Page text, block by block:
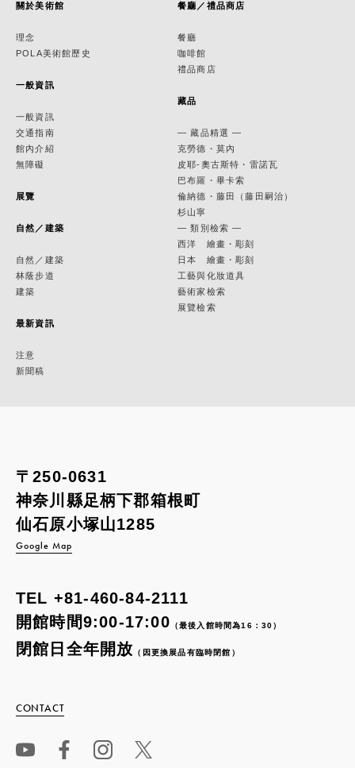
關於美術館
理念
POLA美術館歷史
一般資訊
一般資訊
交通指南
館內介紹
無障礙
展覽
自然／建築
自然／建築
林蔭步道
建築
最新資訊
注意
新聞稿
餐廳／禮品商店
餐廳
咖啡館
禮品商店
藏品
— 藏品精選 —
克勞德・莫內
皮耶-奧古斯特・雷諾瓦
巴布羅・畢卡索
倫納德・藤田（藤田嗣治）
杉山寧
— 類別檢索 —
西洋 繪畫・彫刻
日本 繪畫・彫刻
工藝與化妝道具
藝術家檢索
展覽檢索
〒250-0631
神奈川縣足柄下郡箱根町
仙石原小塚山1285
Google Map
TEL +81-460-84-2111
開館時間9:00-17:00 （最後入館時間為16：30）
閉館日全年開放 （因更換展品有臨時閉館）
CONTACT